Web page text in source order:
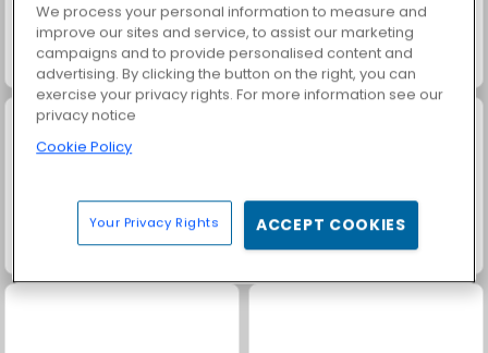
Juice Merge Trollface Quest: USA 2
Harvest Honors Classic
We process your personal information to measure and
improve our sites and service, to assist our marketing
campaigns and to provide personalised content and
advertising. By clicking the button on the right, you can
exercise your privacy rights. For more information see our
privacy notice
Cookie Policy
Your Privacy Rights ACCEPT COOKIES